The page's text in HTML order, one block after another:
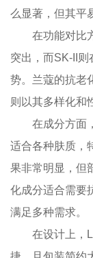
么显著，但其平
在功能对比方
突出，而SK-II
势。兰蔻的抗老
则以其多样化和
在成分方面，
适合各种肤质，
果非常明显，但
化成分适合需要
满足多种需求。
在设计上，